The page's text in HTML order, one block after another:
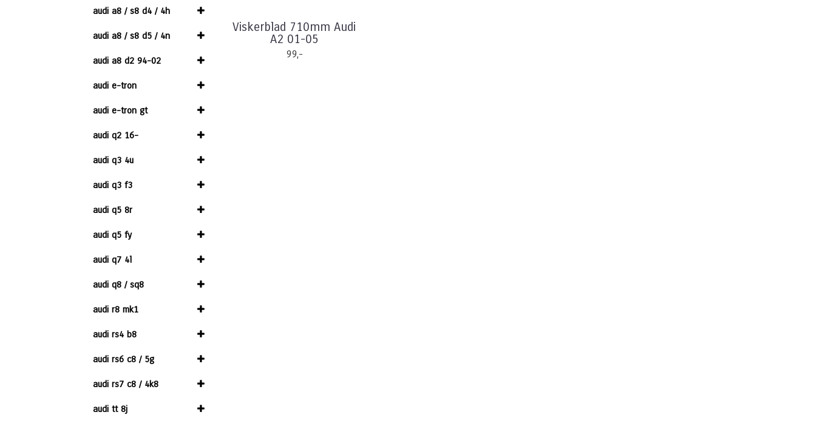
audi a8 / s8 d4 / 4h
audi a8 / s8 d5 / 4n
audi a8 d2 94-02
audi e-tron
audi e-tron gt
audi q2 16-
audi q3 4u
audi q3 f3
audi q5 8r
audi q5 fy
audi q7 4l
audi q8 / sq8
audi r8 mk1
audi rs4 b8
audi rs6 c8 / 5g
audi rs7 c8 / 4k8
audi tt 8j
Viskerblad 710mm Audi
A2 01-05
99,-